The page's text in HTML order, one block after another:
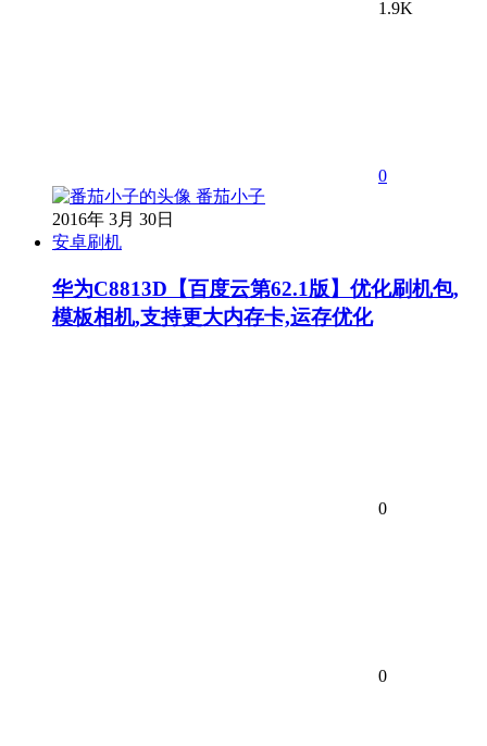
1.9K
0
番茄小子
2016年 3月 30日
安卓刷机
华为C8813D【百度云第62.1版】优化刷机包,
模板相机,支持更大内存卡,运存优化
0
0